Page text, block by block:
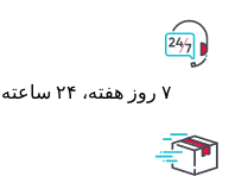
۷ روز ﻫﻔﺘﻪ، ۲۴ ﺳﺎﻋﺘﻪ